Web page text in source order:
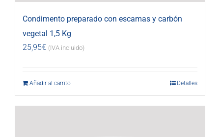
Condimento preparado con escamas y carbón
vegetal 1,5 Kg
25,95€ (IVA incluido)
Añadir al carrito Detalles